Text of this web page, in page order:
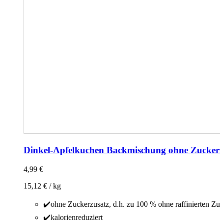
Dinkel-Apfelkuchen Backmischung ohne
4,99 €
15,12 € /kg
✔️ohne Zuckerzusatz, d.h. zu 100 % ohne raffinierten
✔️kalorienreduziert